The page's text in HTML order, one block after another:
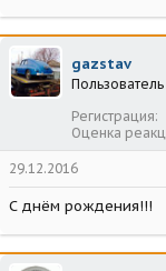
gazstav
Пользователь
Регистрация
Оценка
29.12.2016
С днём рождения!!!